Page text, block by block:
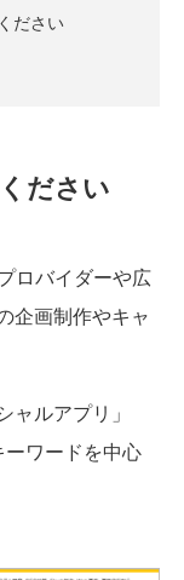
ださい
ださい
ロバイダーや広
企画制作やキャ
ルアプリ」
ーワードを中心